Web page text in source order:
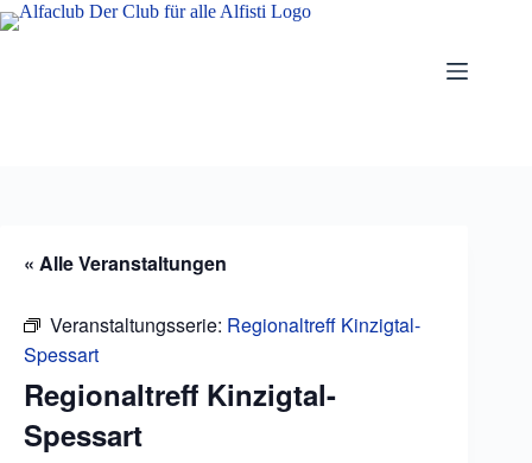
Zum
Inhalt
« Alle Veranstaltungen
Veranstaltungsserie: Regionaltreff Kinzigtal-
Spessart
Regionaltreff Kinzigtal-
Spessart